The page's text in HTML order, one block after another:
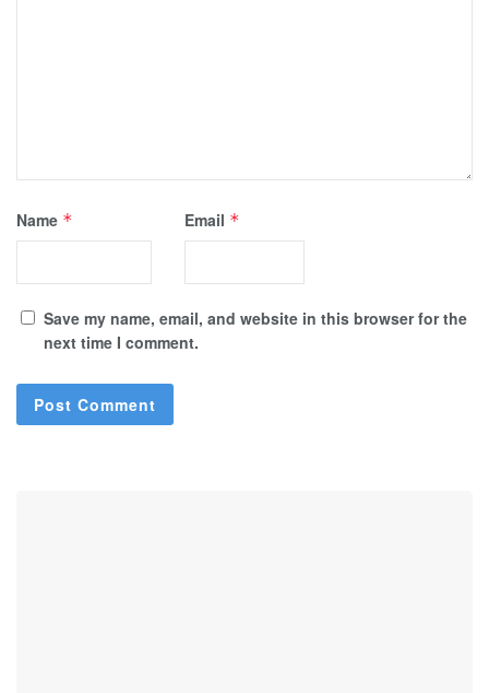
Name * Email *
Save my name, email, and website in this browser for the
next time I comment.